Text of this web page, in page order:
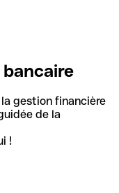
gestion financière
de la
!